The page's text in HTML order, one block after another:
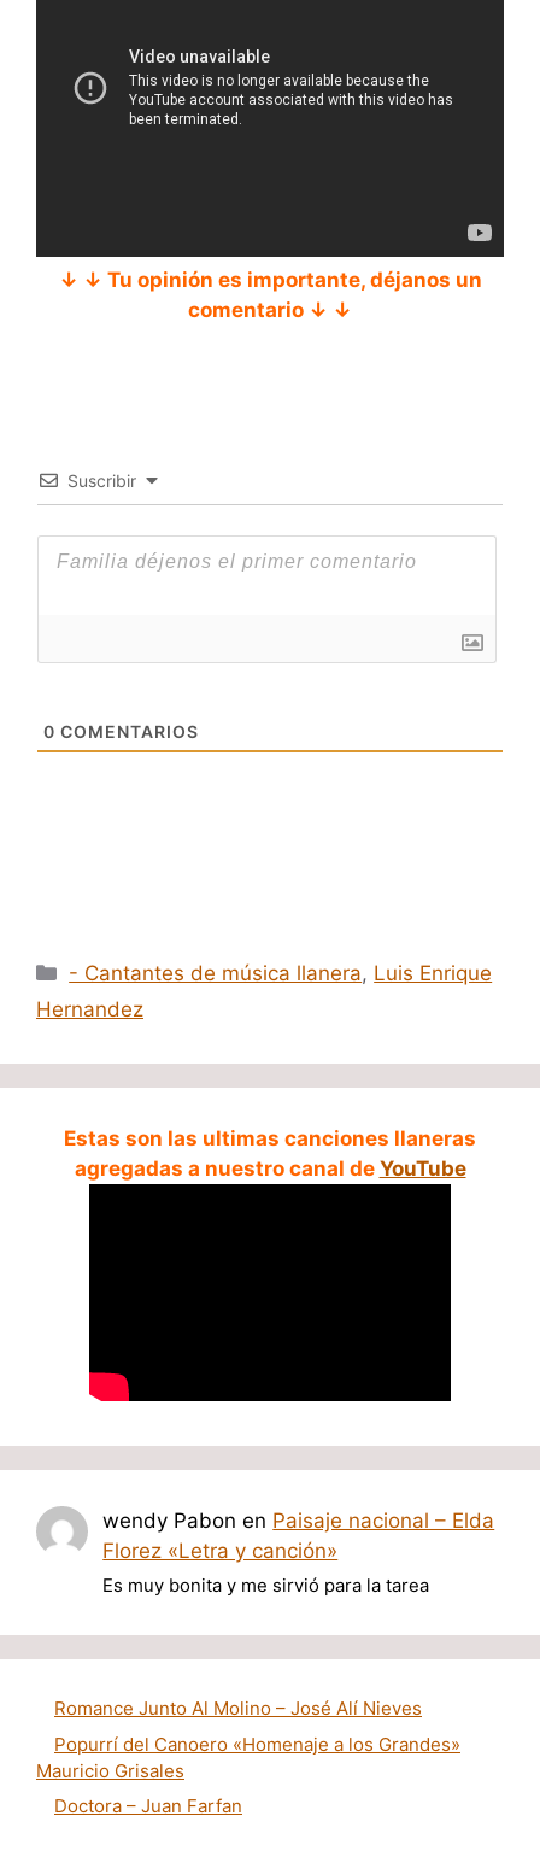
↓ ↓ Tu opinión es importante, déjanos un
comentario ↓ ↓
Suscribir
0 COMENTARIOS
Categorías
- Cantantes de música llanera, Luis Enrique
Hernandez
Estas son las ultimas canciones llaneras
agregadas a nuestro canal de YouTube
wendy Pabon en Paisaje nacional – Elda
Florez «Letra y canción»
Es muy bonita y me sirvió para la tarea
Romance Junto Al Molino – José Alí Nieves
Popurrí del Canoero «Homenaje a los Grandes»
Mauricio Grisales
Doctora – Juan Farfan